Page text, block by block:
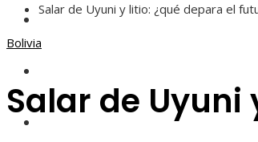
Ciencia y tecnología
Inversiones y negocios
Salar de Uyuni y litio: ¿qué depara el
Bolivia
Salar de